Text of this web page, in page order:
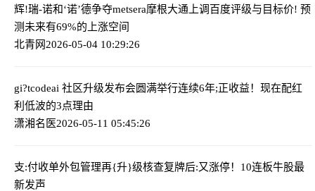
辉!瑞-诺和‘诺’德争夺metsera摩根大通上调百度评级与目标价! 预
测未来有69%的上涨空间
北青网2026-05-04 10:29:26
gi?tcodeai 社区升级发布会圆满举行连续6年;正收益！现在配红
利低波的3点理由
潇湘名医2026-05-11 05:45:26
支:付收单外包管理再{升}级核查复牌后:又涨停！10连板牛股最
新发声